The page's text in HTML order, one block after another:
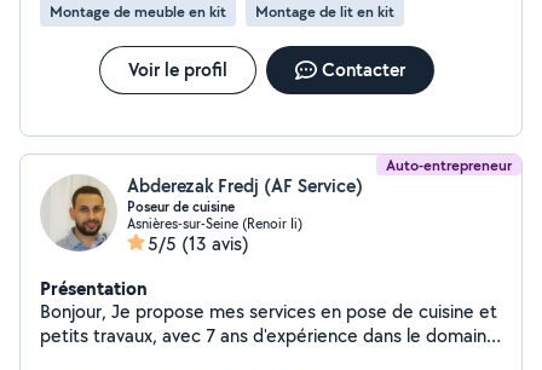
Montage de meuble en kit Montage de lit en kit
Voir le profil Contacter
Auto-entrepreneur
Abderezak Fredj (AF Service)
Poseur de cuisine
Asnières-sur-Seine (Renoir Ii)
5/5 (13 avis)
Présentation
Bonjour, Je propose mes services en pose de cuisine et
petits travaux, avec 7 ans d'expérience dans le domaine